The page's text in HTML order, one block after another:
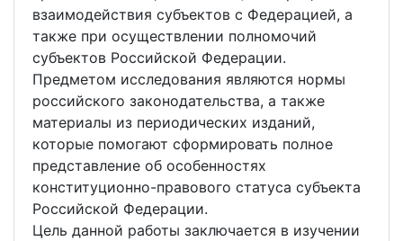
взаимодействия субъектов с Федерацией, а
также при осуществлении полномочий
субъектов Российской Федерации.
Предметом исследования являются нормы
российского законодательства, а также
материалы из периодических изданий,
которые помогают сформировать полное
представление об особенностях
конституционно-правового статуса субъекта
Российской Федерации.
Цель данной работы заключается в изучении